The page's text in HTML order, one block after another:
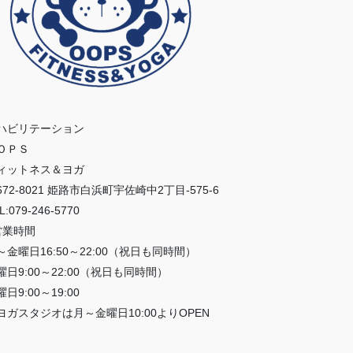
ビリテーション
ＰＳ
ットネス＆ヨガ
8021 姫路市白浜町宇佐崎中2丁目-575-6
246-5770
時間
金曜日16:50～22:00（祝日も同時間）
日9:00～22:00（祝日も同時間）
日9:00～19:00
ガスタジオは月～金曜日10:00よりOPEN